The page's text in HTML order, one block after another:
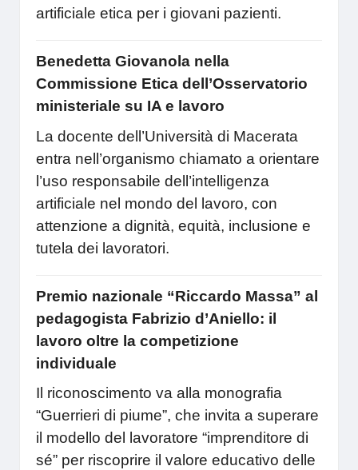
artificiale etica per i giovani pazienti.
Benedetta Giovanola nella
Commissione Etica dell’Osservatorio
ministeriale su IA e lavoro
La docente dell’Università di Macerata
entra nell’organismo chiamato a orientare
l’uso responsabile dell’intelligenza
artificiale nel mondo del lavoro, con
attenzione a dignità, equità, inclusione e
tutela dei lavoratori.
Premio nazionale “Riccardo Massa” al
pedagogista Fabrizio d’Aniello: il
lavoro oltre la competizione
individuale
Il riconoscimento va alla monografia
“Guerrieri di piume”, che invita a superare
il modello del lavoratore “imprenditore di
sé” per riscoprire il valore educativo delle